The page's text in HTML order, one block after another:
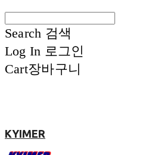
Search 검색
Log In 로그인
Cart장바구니
KYIMER